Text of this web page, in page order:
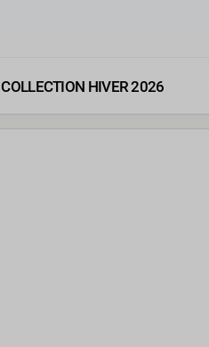
COLLECTION HIVER 2026